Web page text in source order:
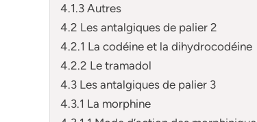
4.1.3 Autres
4.2 Les antalgiques de palier 2
4.2.1 La codéine et la dihydrocodéine
4.2.2 Le tramadol
4.3 Les antalgiques de palier 3
4.3.1 La morphine